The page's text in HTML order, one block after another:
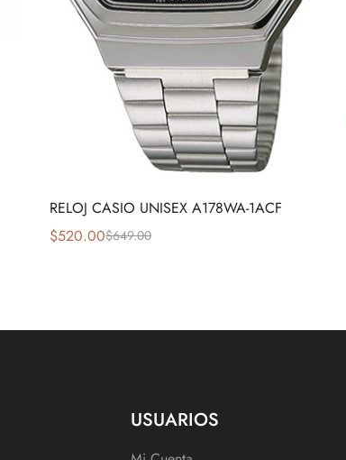
RELOJ CASIO UNISEX A178WA-1ACF
$649.00
$520.00
USUARIOS